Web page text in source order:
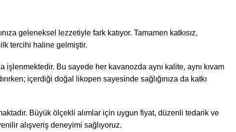
geleneksel lezzetiyle fark katıyor. Tamamen katkısız,
ilk tercihi haline gelmiştir.
Bu sayede her kavanozda aynı kalite, aynı kıvam
içerdiği doğal likopen sayesinde sağlığınıza da katkı
Büyük ölçekli alımlar için uygun fiyat, düzenli tedarik ve
alışveriş deneyimi sağlıyoruz.